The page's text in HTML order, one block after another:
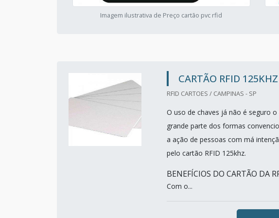
Imagem ilustrativa de Preço cartão pvc rfid
CARTÃO RFID 125KHZ
RFID CARTOES / CAMPINAS - SP
O uso de chaves já não é seguro
grande parte dos formas
a ação de pessoas com má
pelo cartão RFID 125khz.
BENEFÍCIOS DO CARTÃO DA
Com o...